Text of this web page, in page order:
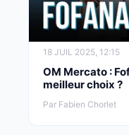
18 JUIL 2025, 12:15
OM Mercato :
meilleur choix ?
Par Fabien Chorlet